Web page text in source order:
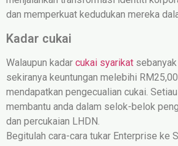
dan memperkuat kedudukan mereka
Kadar cukai
Walaupun kadar cukai syarikat
sekiranya keuntungan melebihi
mendapatkan pengecualian cukai.
membantu anda dalam selok-belok
dan percukaian LHDN.
Begitulah cara-cara tukar Enterprise ke